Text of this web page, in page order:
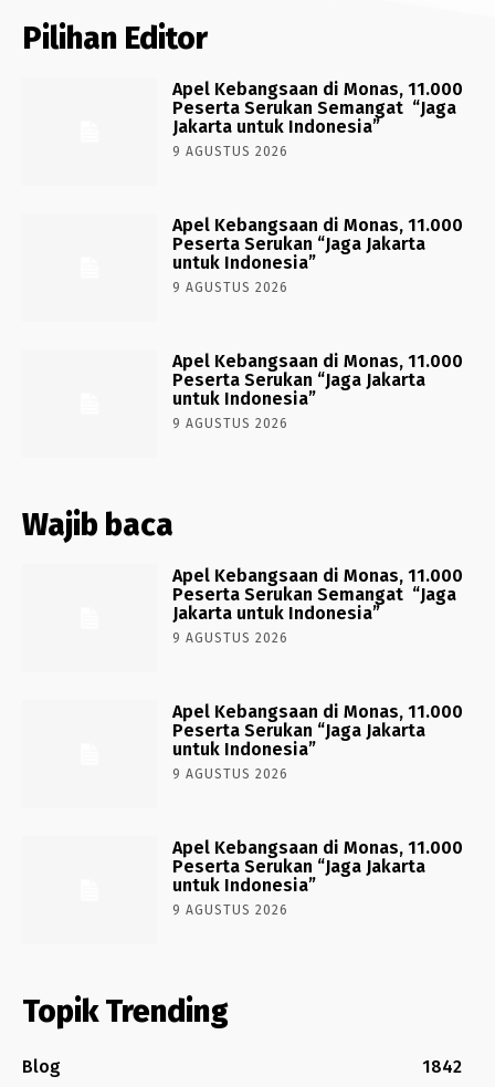
Pilihan Editor
Apel Kebangsaan di Monas, 11.000
Peserta Serukan Semangat “Jaga
Jakarta untuk Indonesia”
9 AGUSTUS 2026
Apel Kebangsaan di Monas, 11.000
Peserta Serukan “Jaga Jakarta
untuk Indonesia”
9 AGUSTUS 2026
Apel Kebangsaan di Monas, 11.000
Peserta Serukan “Jaga Jakarta
untuk Indonesia”
9 AGUSTUS 2026
Wajib baca
Apel Kebangsaan di Monas, 11.000
Peserta Serukan Semangat “Jaga
Jakarta untuk Indonesia”
9 AGUSTUS 2026
Apel Kebangsaan di Monas, 11.000
Peserta Serukan “Jaga Jakarta
untuk Indonesia”
9 AGUSTUS 2026
Apel Kebangsaan di Monas, 11.000
Peserta Serukan “Jaga Jakarta
untuk Indonesia”
9 AGUSTUS 2026
Topik Trending
Blog
1842